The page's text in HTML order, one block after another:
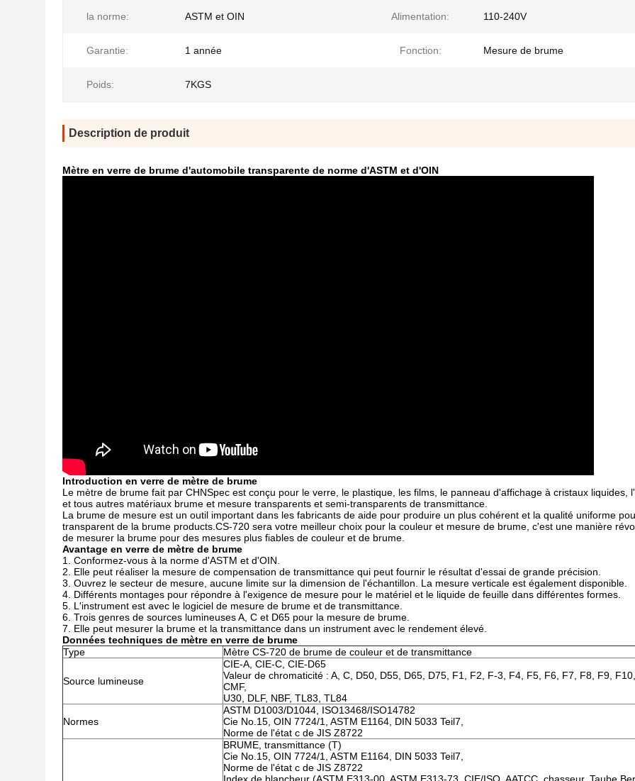
la norme: ASTM et OIN Alimentation: 110-240V
Garantie: 1 année Fonction: Mesure de brume
Poids: 7KGS
Description de produit
Mètre en verre de brume d'automobile transparente de norme d'ASTM et d'OIN
Introduction en verre de mètre de brume
Le mètre de brume fait par CHNSpec est conçu pour le verre, le plastique, les films, le panneau d'affichage à cristaux liquides,
et tous autres matériaux brume et mesure transparents et semi-transparents de transmittance.
La brume de mesure est un outil important dans les fabricants de aide pour produire un plus cohérent et la qualité uniforme
transparent de la brume products.CS-720 sera votre meilleur choix pour la couleur et mesure de brume, c'est une manière
de mesurer la brume pour des mesures plus fiables de couleur et de brume.
Avantage en verre de mètre de brume
1. Conformez-vous à la norme d'ASTM et d'OIN.
2. Elle peut réaliser la mesure de compensation de transmittance qui peut fournir le résultat d'essai de grande précision.
3. Ouvrez le secteur de mesure, aucune limite sur la dimension de l'échantillon. La mesure verticale est également disponible.
4. Différents montages pour répondre à l'exigence de mesure pour le matériel et le liquide de feuille dans différentes formes.
5. L'instrument est avec le logiciel de mesure de brume et de transmittance.
6. Trois genres de sources lumineuses A, C et D65 pour la mesure de brume.
7. Elle peut mesurer la brume et la transmittance dans un instrument avec le rendement élevé.
Données techniques de mètre en verre de brume
Type
Mètre CS-720 de brume de couleur et de transmittance
Source lumineuse
CIE-A, CIE-C, CIE-D65
Valeur de chromaticité : A, C, D50, D55, D65, D75, F1, F2, F-3, F4, F5, F6, F7, F8, F9,
CMF,
U30, DLF, NBF, TL83, TL84
Normes
ASTM D1003/D1044, ISO13468/ISO14782
Cie No.15, OIN 7724/1, ASTM E1164, DIN 5033 Teil7,
Norme de l'état c de JIS Z8722
BRUME, transmittance (T)
Cie No.15, OIN 7724/1, ASTM E1164, DIN 5033 Teil7,
Norme de l'état c de JIS Z8722